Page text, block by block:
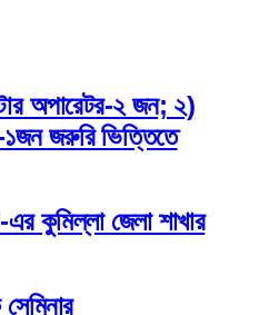
অপারেটর-২ জন; ২)
১জন জরুরি ভিত্তিতে
কুমিল্লা জেলা শাখার